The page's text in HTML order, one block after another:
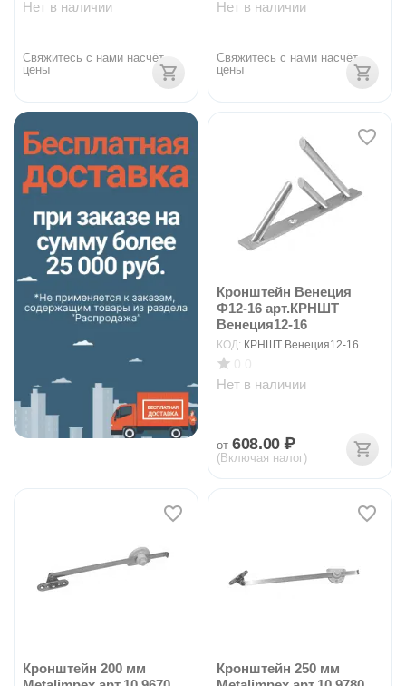
Нет в наличии
Свяжитесь с нами насчёт
цены
Нет в наличии
Свяжитесь с нами насчёт
цены
Кронштейн Венеция
Ф12-16 арт.КРНШТ
Венеция12-16
КОД: КРНШТ Венеция12-16
Нет в наличии
от 608.00 ₽
(Включая налог)
Кронштейн 200 мм
Кронштейн 250 мм